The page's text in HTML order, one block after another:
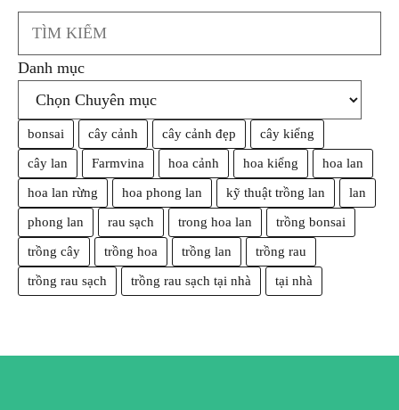
Search
Danh mục
bonsai cây cảnh cây cảnh đẹp cây kiểng
cây lan Farmvina hoa cảnh hoa kiểng hoa lan
hoa lan rừng hoa phong lan kỹ thuật trồng lan lan
phong lan rau sạch trong hoa lan trồng bonsai
trồng cây trồng hoa trồng lan trồng rau
trồng rau sạch trồng rau sạch tại nhà tại nhà